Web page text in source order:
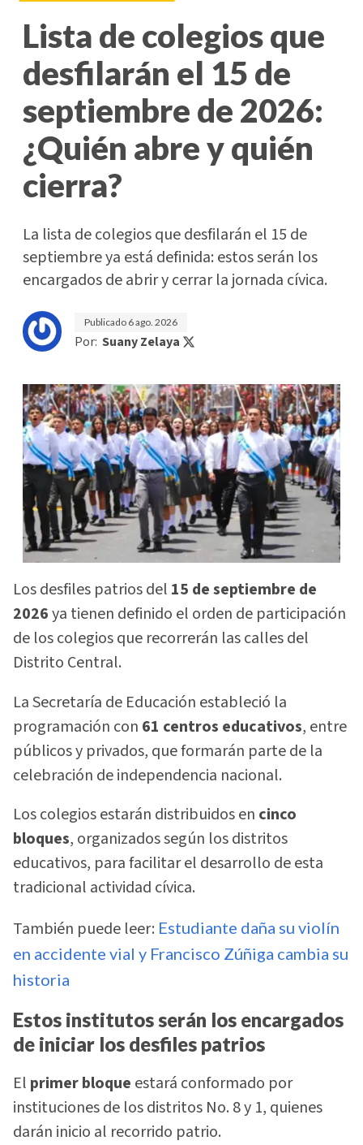
Lista de colegios que
desfilarán el 15 de
septiembre de 2026:
¿Quién abre y quién
cierra?
La lista de colegios que desfilarán el 15 de
septiembre ya está definida: estos serán los
encargados de abrir y cerrar la jornada cívica.
Publicado 6 ago. 2026
Por: Suany Zelaya
Los desfiles patrios del 15 de septiembre de
2026ya tienen definido el orden de participación
de los colegios que recorrerán las calles del
Distrito Central.
La Secretaría de Educación estableció la
programación con 61 centros educativos, entre
públicos y privados, que formarán parte de la
celebración de independencia nacional.
Los colegios estarán distribuidos en cinco
bloques, organizados según los distritos
educativos, para facilitar el desarrollo de esta
tradicional actividad cívica.
También puede leer: Estudiante daña su violín
en accidente vial y Francisco Zúñiga cambia su
historia
Estos institutos serán los encargados
de iniciar los desfiles patrios
El primer bloque estará conformado por
instituciones de los distritos No. 8 y 1, quienes
darán inicio al recorrido patrio.